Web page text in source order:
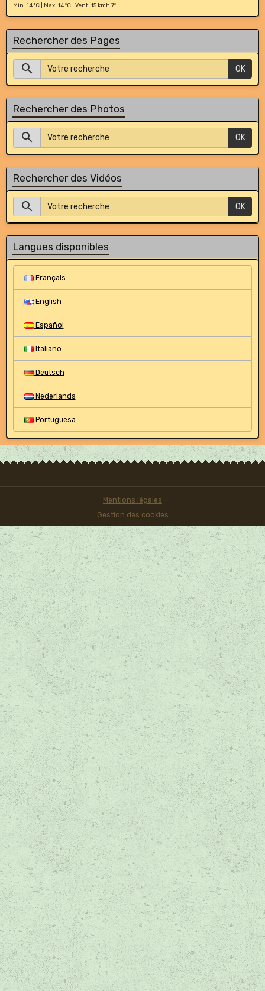
Min: 14 °C | Max: 14 °C | Vent: 15 kmh 7°
Rechercher des Pages
OK
Rechercher des Photos
OK
Rechercher des Vidéos
OK
Langues disponibles
Français
English
Español
Italiano
Deutsch
Nederlands
Portuguesa
Mentions légales
Gestion des cookies